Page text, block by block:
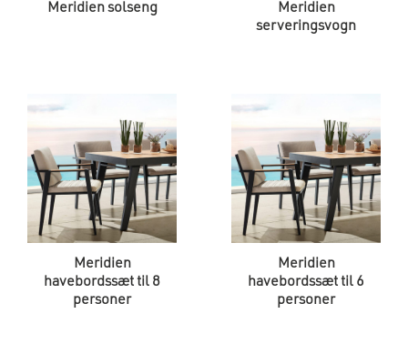
Meridien solseng
Meridien
serveringsvogn
Meridien
havebordssæt til 8
personer
Meridien
havebordssæt til 6
personer